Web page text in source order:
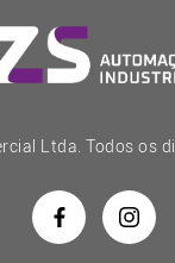
Ltda. Todos os